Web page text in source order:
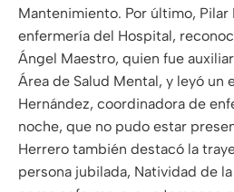
Mantenimiento. Por último,
enfermería del Hospital,
Ángel Maestro, quien fue
Área de Salud Mental, y leyó un
Hernández, coordinadora de
noche, que no pudo estar
Herrero también destacó la
persona jubilada, Natividad de